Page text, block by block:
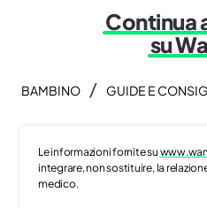
Continua
su
BAMBINO / GUIDE E
Le informazioni fornite su
integrare, non sostituire, la
medico.